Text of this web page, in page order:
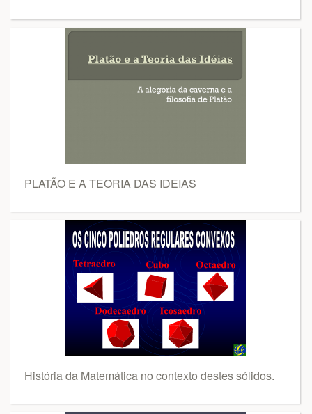
PLATÃO E A TEORIA DAS IDEIAS
História da Matemática no contexto destes sólidos.